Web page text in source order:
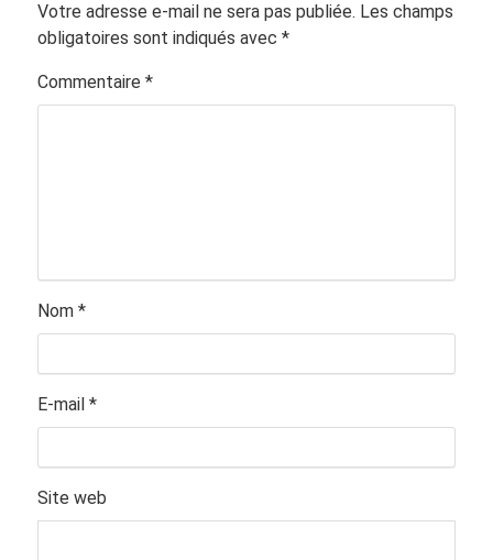
Votre adresse e-mail ne sera pas publiée. Les champs
obligatoires sont indiqués avec *
Commentaire *
Nom *
E-mail *
Site web